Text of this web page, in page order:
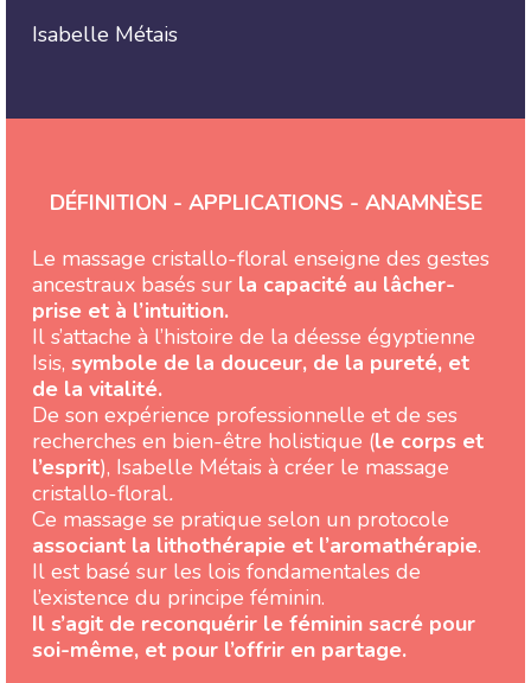
Isabelle Métais
DÉFINITION - APPLICATIONS - ANAMNÈSE
Le massage cristallo-floral enseigne des gestes
ancestraux basés surla capacité au lâcher-
prise et à l’intuition.
Il s’attache à l’histoire de la déesse égyptienne
Isis, symbole de la douceur, de la pureté, et
de la vitalité.
De son expérience professionnelle et de ses
recherches en bien-être holistique (le corps et
l’esprit), Isabelle Métais à créer le massage
cristallo-floral.
Ce massage se pratique selon un protocole
associant la lithothérapie et l’aromathérapie.
Il est basé sur les lois fondamentales de
l’existence du principe féminin.
Il s’agit de reconquérir le féminin sacré pour
soi-même, et pour l’offrir en partage.